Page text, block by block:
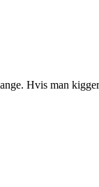
Hvis man